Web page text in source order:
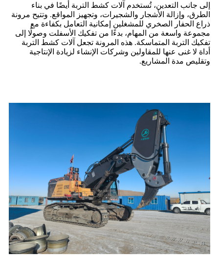
إلى جانب التعدين، تُستخدم آلات كشط التربة أيضًا في بناء
الطرق، وإزالة الأشجار والشجيرات، وتجهيز المواقع. وتتيح مرونة
ذراع الحفار الصخري للمشغلين إمكانية التعامل بكفاءة مع
مجموعة واسعة من المهام، بدءًا من تفكيك الأسفلت وصولًا إلى
تفكيك التربة المتماسكة. هذه المرونة تجعل آلات كشط التربة
أداة لا غنى عنها للمقاولين وشركات الإنشاء لزيادة الإنتاجية
وتقليص مدة المشاريع.